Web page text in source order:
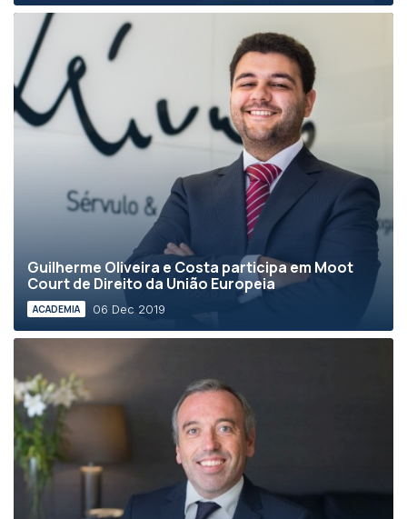
Guilherme Oliveira e Costa participa em Moot
Court de Direito da União Europeia
ACADEMIA 06 Dec 2019